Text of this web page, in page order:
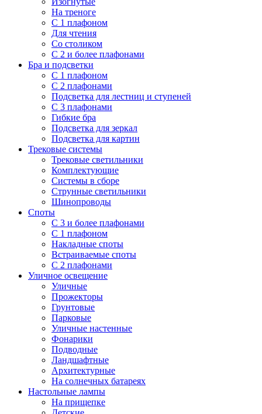
На треноге
С 1 плафоном
Для чтения
Со столиком
С 2 и более плафонами
Бра и подсветки
С 1 плафоном
С 2 плафонами
Подсветка для лестниц и ступеней
С 3 плафонами
Гибкие бра
Подсветка для зеркал
Подсветка для картин
Трековые системы
Трековые светильники
Комплектующие
Системы в сборе
Струнные светильники
Шинопроводы
Споты
С 3 и более плафонами
С 1 плафоном
Накладные споты
Встраиваемые споты
С 2 плафонами
Уличное освещение
Уличные
Прожекторы
Грунтовые
Парковые
Уличные настенные
Фонарики
Подводные
Ландшафтные
Архитектурные
На солнечных батареях
Настольные лампы
На прищепке